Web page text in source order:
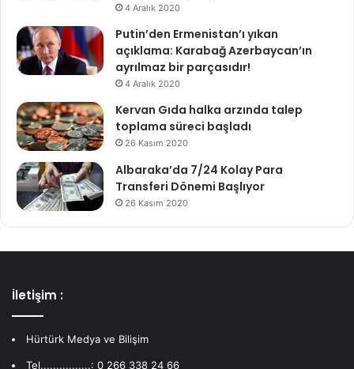
4 Aralık 2020
Putin’den Ermenistan’ı yıkan
açıklama: Karabağ Azerbaycan’ın
ayrılmaz bir parçasıdır!
4 Aralık 2020
Kervan Gıda halka arzında talep
toplama süreci başladı
26 Kasım 2020
Albaraka’da 7/24 Kolay Para
Transferi Dönemi Başlıyor
26 Kasım 2020
İletişim :
Hürtürk Medya ve Bilişim
Tel................: 0 266 338 24 66